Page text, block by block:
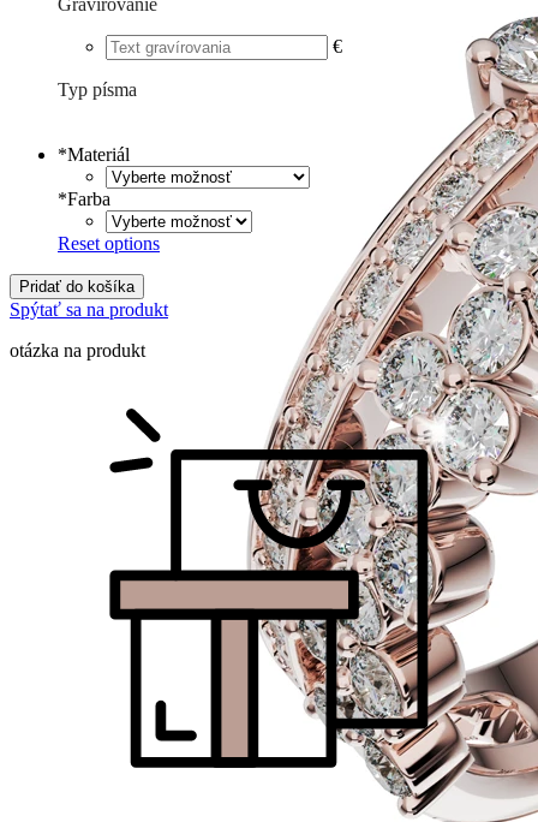
€
Typ písma
*Materiál
*Farba
Reset options
Pridať do košíka
Spýtať sa na produkt
otázka na produkt